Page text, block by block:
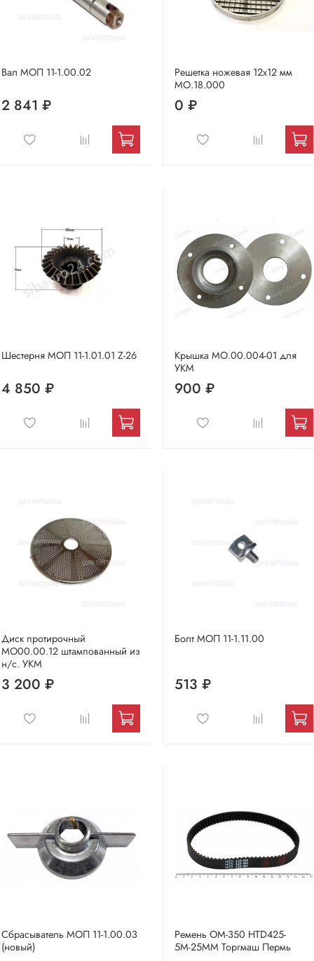
Вал МОП 11-1.00.02
2 841 ₽
Решетка ножевая 12х12 мм
МО.18.000
0 ₽
Шестерня МОП 11-1.01.01 Z-26
4 850 ₽
Крышка МО.00.004-01 для
УКМ
900 ₽
Диск протирочный
МО00.00.12 штампованный из
н/с. УКМ
3 200 ₽
Болт МОП 11-1.11.00
513 ₽
Сбрасыватель МОП 11-1.00.03
(новый)
Ремень ОМ-350 HTD425-
5М-25ММ Торгмаш Пермь